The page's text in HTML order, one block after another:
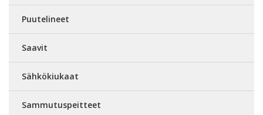
Puutelineet
Saavit
Sähkökiukaat
Sammutuspeitteet